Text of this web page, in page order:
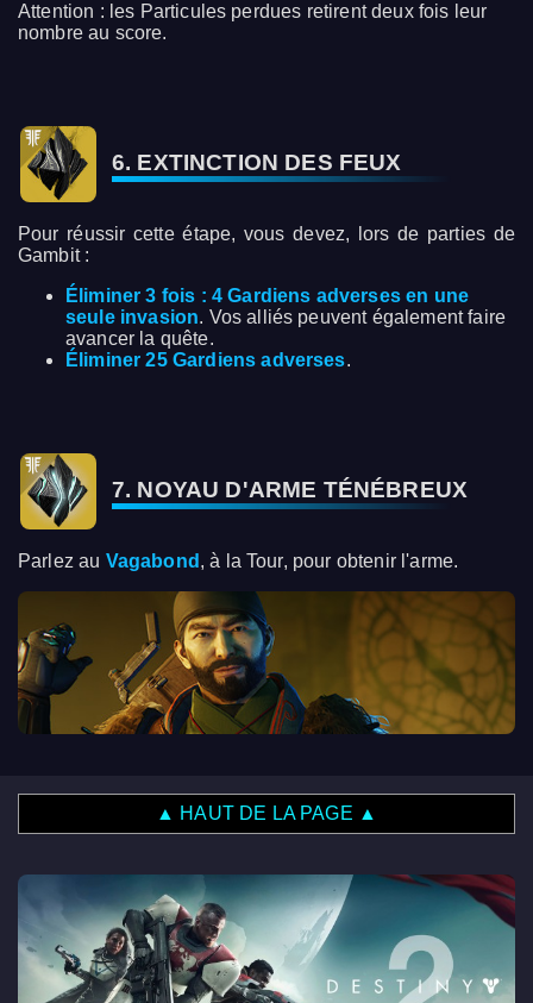
Attention : les Particules perdues retirent deux fois leur
nombre au score.
6. EXTINCTION DES FEUX
Pour réussir cette étape, vous devez, lors de parties de
Gambit :
Éliminer 3 fois : 4 Gardiens adverses en une
seule invasion. Vos alliés peuvent également faire
avancer la quête.
Éliminer 25 Gardiens adverses.
7. NOYAU D'ARME TÉNÉBREUX
Parlez au Vagabond , à la Tour, pour obtenir l'arme.
▲ HAUT DE LA PAGE ▲